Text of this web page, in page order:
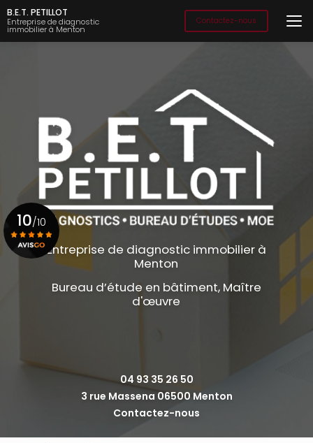
Aller
au
contenu
principal
B.E.T. PETILLOT
Entreprise de diagnostic
immobilier à Menton
Contactez-nous
Entreprise de diagnostic immobilier à
Menton
Bureau d’étude en bâtiment, Maître
d'œuvre
04 93 35 26 50
3 rue Massena 06500 Menton
Contactez-nous
10/10
Voir le certificat